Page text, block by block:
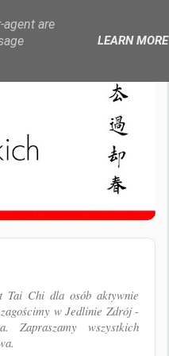
Tai Chi dla osób aktywnie
w Jedlinie Zdrój -
Zapraszamy wszystkich
are
LEARN MORE